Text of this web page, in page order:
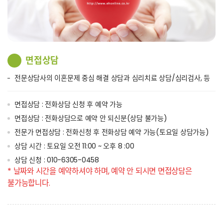
면접상담
전문상담사의 이혼문제 중심 해결 상담과 심리치료 상담/심리검사, 등
면접상담 : 전화상담 신청 후 예약 가능
면접상담 : 전화상담으로 예약 안 되신분(상담 불가능)
전문가 면접상담 : 전화신청 후 전화상담 예약 가능(토요일 상담가능)
상담 시간 : 토요일 오전 11:00 ~ 오후 8 :00
상담 신청 : 010-6305-0458
* 날짜와 시간을 예약하셔야 하며, 예약 안 되시면 면접상담은
불가능합니다.